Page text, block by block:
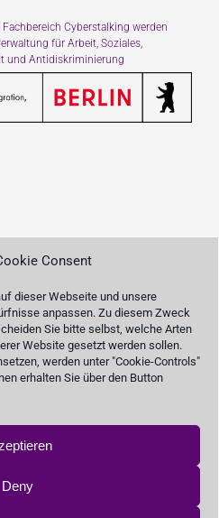
Consent
dieser Webseite und unsere
anpassen. Zu diesem Zweck
Sie bitte selbst, welche Arten
Website gesetzt werden sollen.
werden unter "Cookie-Controls"
erhalten Sie über den Button
Deny
Cyberstalking werden
für Arbeit, Soziales,
und Antidiskriminierung